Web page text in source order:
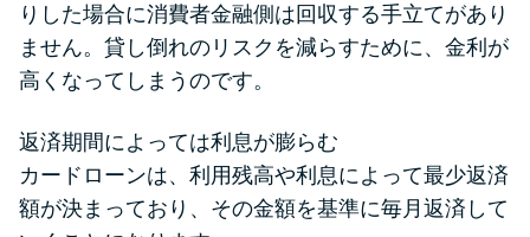
りした場合に消費者金融側は回収する手立てがあり
ません。貸し倒れのリスクを減らすために、金利が
高くなってしまうのです。
返済期間によっては利息が膨らむ
カードローンは、利用残高や利息によって最少返済
額が決まっており、その金額を基準に毎月返済して